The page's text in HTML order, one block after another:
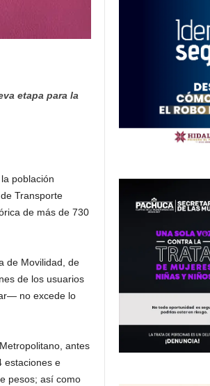
etapa para la
población
Transporte
de más de 730
de Movilidad, de
de los usuarios
no excede lo
antes
estaciones e
pesos; así como